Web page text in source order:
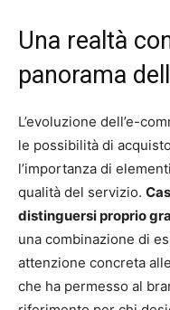
Una realtà
panorama
L’evoluzione dell’e-
le possibilità di
l’importanza di
qualità del servizio.
distinguersi proprio
una combinazione di
attenzione concreta
che ha permesso al